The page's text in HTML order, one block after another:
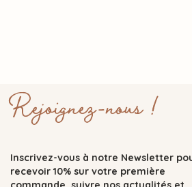
Rejoignez-nous !
Inscrivez-vous à notre Newsletter
recevoir 10% sur votre première